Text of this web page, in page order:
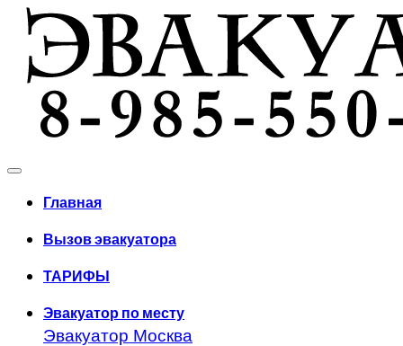
Главная
Вызов эвакуатора
ТАРИФЫ
Эвакуатор по месту
Эвакуатор Москва